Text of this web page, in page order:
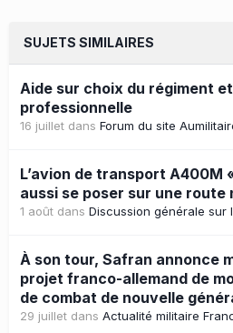
SUJETS SIMILAIRES
Aide sur choix du régiment
professionnelle
16 juillet dans Forum du site
L’avion de transport A400M
aussi se poser sur une route
1 août dans Discussion générale sur
À son tour, Safran annonce
projet franco-allemand de
de combat de nouvelle
29 juillet dans Actualité militaire